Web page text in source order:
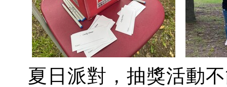
夏日派對，抽獎活動